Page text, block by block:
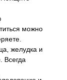
можно
желудка и
Всегда